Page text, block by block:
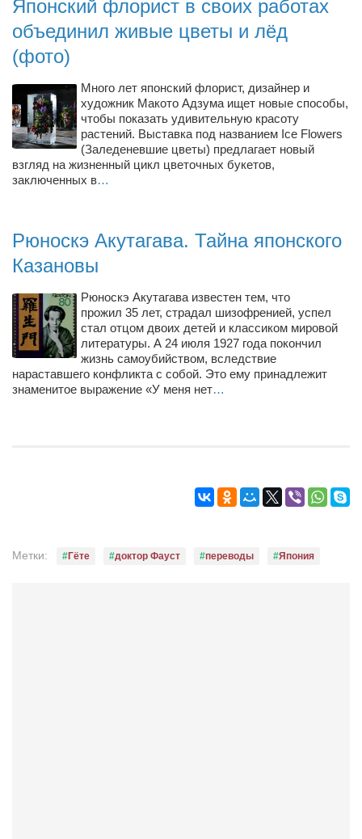
Японский флорист в своих работах
объединил живые цветы и лёд
(фото)
Много лет японский флорист, дизайнер и
художник Макото Адзума ищет новые способы,
чтобы показать удивительную красоту
растений. Выставка под названием Ice Flowers
(Заледеневшие цветы) предлагает новый
взгляд на жизненный цикл цветочных букетов,
заключенных в…
Рюноскэ Акутагава. Тайна японского
Казановы
Рюноскэ Акутагава известен тем, что
прожил 35 лет, страдал шизофренией, успел
стал отцом двоих детей и классиком мировой
литературы. А 24 июля 1927 года покончил
жизнь самоубийством, вследствие
нараставшего конфликта с собой. Это ему принадлежит
знаменитое выражение «У меня нет…
Метки: Гёте доктор Фауст переводы Япония